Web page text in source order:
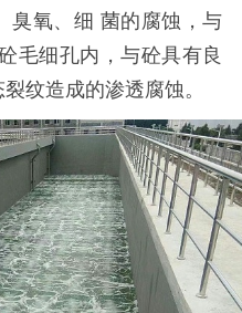
臭氧、细 菌的腐蚀，与
毛细孔内，与砼具有良
纹造成的渗透腐蚀。